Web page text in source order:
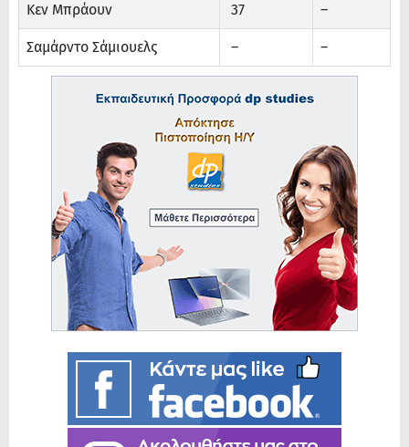
Κεν Μπράουν 37 –
Σαμάρντο Σάμιουελς – –